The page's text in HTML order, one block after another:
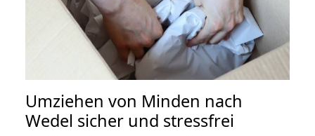
Umziehen von Minden nach
Wedel sicher und stressfrei